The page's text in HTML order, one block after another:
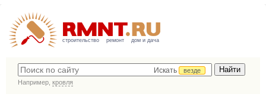
строительство ремонт дом и дача
Искать
везде
Например, кровля